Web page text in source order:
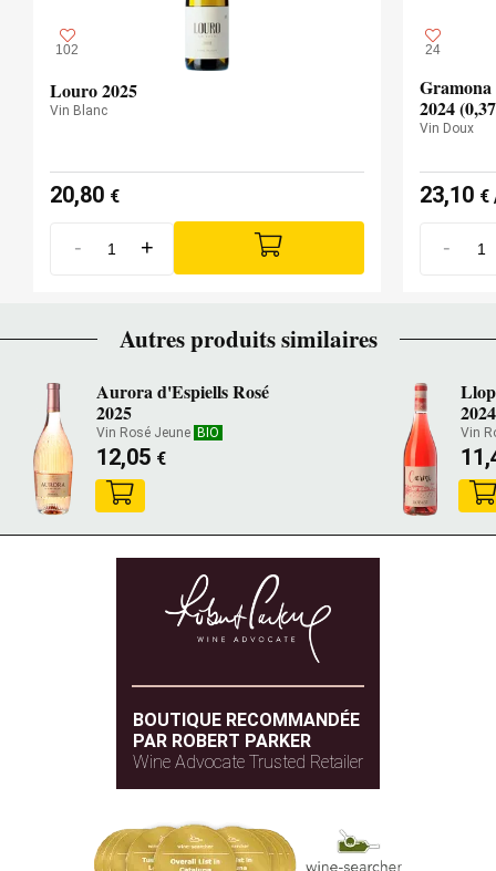
102
Louro 2025
Vin Blanc
20,80 €
- +
24
2024
Vin Doux
23,10 €
-
Autres produits similaires
Aurora d'Espiells Rosé
2025
Vin Rosé Jeune BIO
12,05 €
2024
Vin
BOUTIQUE RECOMMANDÉE
PAR ROBERT PARKER
Wine Advocate Trusted Retailer